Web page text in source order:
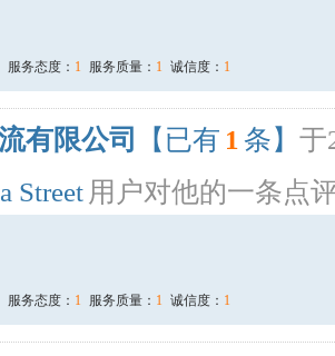
服务态度： 1 服务质量： 1 诚信度： 1
有限公司 【已有 1 条】 于
Street 用户对他的一条点
服务态度： 1 服务质量： 1 诚信度： 1